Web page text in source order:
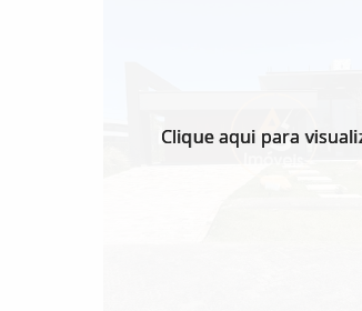
Clique aqui para